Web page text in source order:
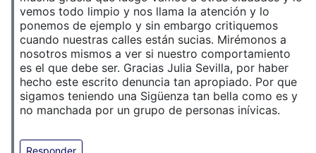
vemos todo limpio y nos llama la atención y lo
ponemos de ejemplo y sin embargo critiquemos
cuando nuestras calles están sucias. Mirémonos a
nosotros mismos a ver si nuestro comportamiento
es el que debe ser. Gracias Julia Sevilla, por haber
hecho este escrito denuncia tan apropiado. Por que
sigamos teniendo una Sigüenza tan bella como es y
no manchada por un grupo de personas inívicas.
Responder